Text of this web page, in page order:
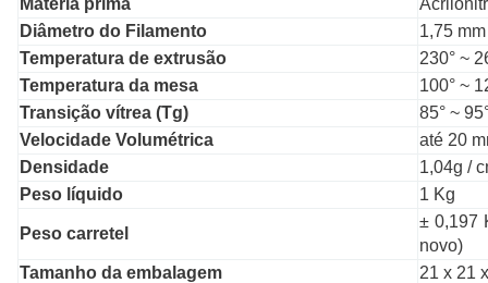
Matéria prima
Diâmetro do Filamento
1,75
Temperatura de extrusão
230° ~
Temperatura da mesa
100° ~
Transição vítrea (Tg)
85° ~
Velocidade Volumétrica
até 20
Densidade
1,04g /
Peso líquido
1 Kg
Peso carretel
± 0,197
novo)
Tamanho da embalagem
21 x 21